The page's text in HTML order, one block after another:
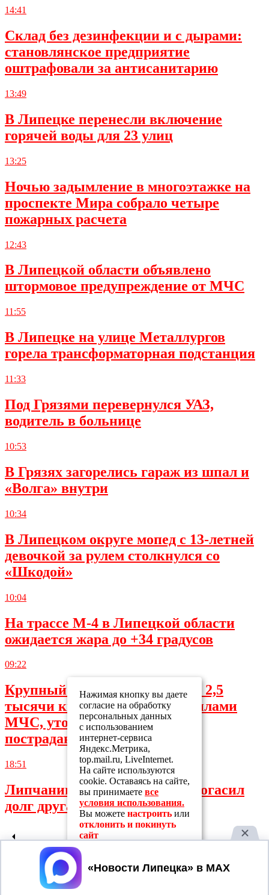
14:41
Склад без дезинфекции и с дырами:
становлянское предприятие
оштрафовали за антисанитарию
13:49
В Липецке перенесли включение
горячей воды для 23 улиц
13:25
Ночью задымление в многоэтажке на
проспекте Мира собрало четыре
пожарных расчета
12:43
В Липецкой области объявлено
штормовое предупреждение от МЧС
11:55
В Липецке на улице Металлургов
горела трансформаторная подстанция
11:33
Под Грязями перевернулся УАЗ,
водитель в больнице
10:53
В Грязях загорелись гараж из шпал и
«Волга» внутри
10:34
В Липецком округе мопед с 13-летней
девочкой за рулем столкнулся со
«Шкодой»
10:04
На трассе М-4 в Липецкой области
ожидается жара до +34 градусов
09:22
Крупный пожар в Липецке на 2,5
тысячи квадратов потушен силами
МЧС, уточнены данные о
пострадавших
18:51
Липчанин нашёл телефон и погасил
долг друга за чужой счёт
Нажимая кнопку вы даете
согласие на обработку
персональных данных
с использованием
интернет-сервиса
Яндекс.Метрика,
top.mail.ru, LiveInternet.
На сайте используются
cookie. Оставаясь на сайте,
вы принимаете все
условия использования.
Вы можете настроить или
отклонить и покинуть
сайт
Принять